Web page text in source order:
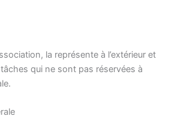
la représente à l’extérieur et
qui ne sont pas réservées à